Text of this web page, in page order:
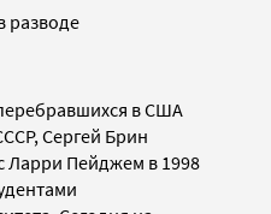
разводе
в США
Сергей Брин
Ларри Пейджем в 1998